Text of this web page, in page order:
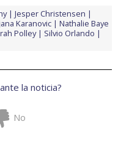
Jesper Christensen
Karanovic
Nathalie Baye
Polley
Silvio Orlando
la noticia?
No